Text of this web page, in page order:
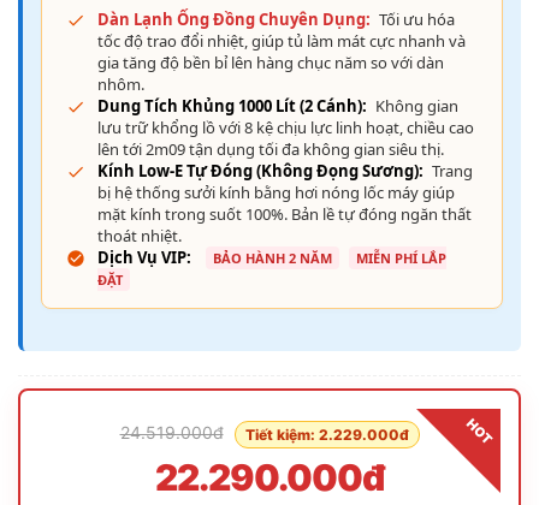
Dàn Lạnh Ống Đồng Chuyên Dụng: Tối ưu hóa
tốc độ trao đổi nhiệt, giúp tủ làm mát cực nhanh và
gia tăng độ bền bỉ lên hàng chục năm so với dàn
nhôm.
Dung Tích Khủng 1000 Lít (2 Cánh): Không gian
lưu trữ khổng lồ với 8 kệ chịu lực linh hoạt, chiều cao
lên tới 2m09 tận dụng tối đa không gian siêu thị.
Kính Low-E Tự Đóng (Không Đọng Sương): Trang
bị hệ thống sưởi kính bằng hơi nóng lốc máy giúp
mặt kính trong suốt 100%. Bản lề tự đóng ngăn thất
thoát nhiệt.
Dịch Vụ VIP:
BẢO HÀNH 2 NĂM
MIỄN PHÍ LẮP
ĐẶT
HOT
24.519.000đ Tiết kiệm: 2.229.000đ
22.290.000đ